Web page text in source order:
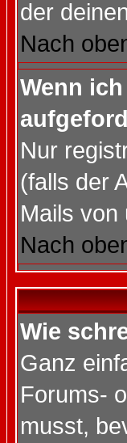
der
Nach
Wenn
Nur
(falls der
Mails von
Nach
Wie
Ganz
Forums-
musst,